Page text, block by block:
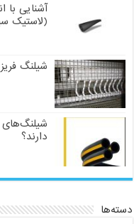
آشنایی با
(لاستیک
شیلنگ
دارند؟
دسته‌ها